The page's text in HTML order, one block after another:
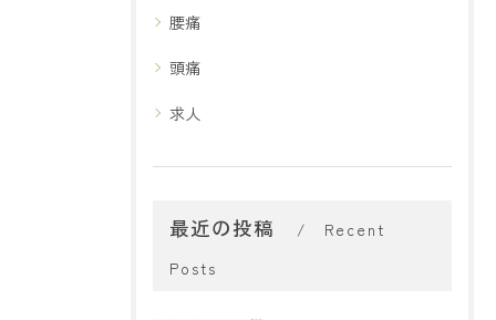
腰痛
頭痛
求人
最近の投稿
Recent
Posts